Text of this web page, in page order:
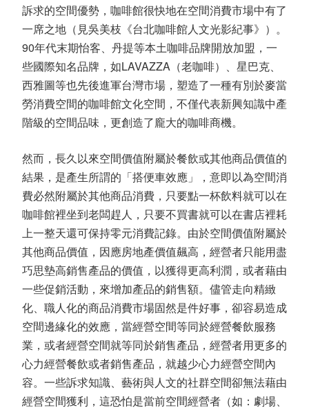
訴求的空間優勢，咖啡館很快地在空間消費市場中有了
一席之地（見吳美枝《台北咖啡館人文光影紀事》）。
90年代末期怡客、丹提等本土咖啡品牌開放加盟，一
些國際知名品牌，如LAVAZZA（老咖啡）、星巴克、
西雅圖等也先後進軍台灣市場，塑造了一種有別於麥當
勞消費空間的咖啡館文化空間，不僅代表新興知識中產
階級的空間品味，更創造了龐大的咖啡商機。
然而，長久以來空間價值附屬於餐飲或其他商品價值的
結果，是產生所謂的「搭便車效應」，意即以為空間消
費必然附屬於其他商品消費，只要點一杯飲料就可以在
咖啡館裡坐到老闆趕人，只要不買書就可以在書店裡耗
上一整天還可保持零元消費記錄。由於空間價值附屬於
其他商品價值，因應房地產價值飆高，經營者只能用盡
巧思墊高銷售產品的價值，以獲得更高利潤，或者藉由
一些促銷活動，來增加產品的銷售額。儘管走向精緻
化、職人化的商品消費市場固然是件好事，卻容易造成
空間邊緣化的效應，當經營空間等同於經營餐飲服務
業，或者經營空間就等同於銷售產品，經營者用更多的
心力經營餐飲或者銷售產品，就越少心力經營空間內
容。一些訴求知識、藝術與人文的社群空間卻無法藉由
經營空間獲利，這恐怕是當前空間經營者（如：劇場、